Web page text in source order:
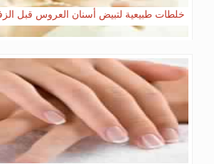
خلطات طبيعية لتبيض أسنان العروس قبل